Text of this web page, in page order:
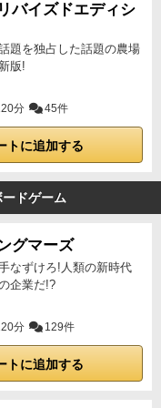
バイズドエディシ
題を独占した話題の農場
版!
分 45件
トに追加する
ドゲーム
グマーズ
なずけろ!人類の新時代
企業だ!?
分 129件
トに追加する